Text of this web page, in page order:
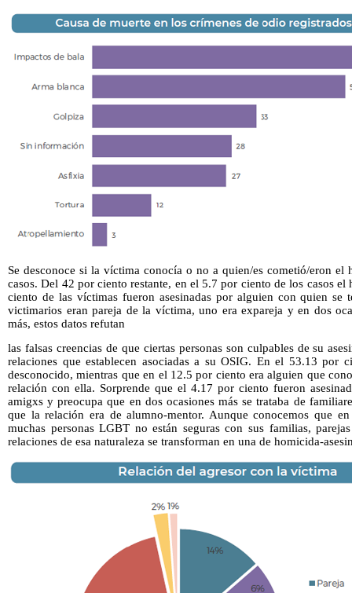
Se desconoce si la víctima conocía o no a quien/es cometió/eron
casos. Del 42 por ciento restante, en el 5.7 por ciento de los casos
ciento de las víctimas fueron asesinadas por alguien con quien se
victimarios eran pareja de la víctima, uno era expareja y en dos
más, estos datos refutan
las falsas creencias de que ciertas personas son culpables de su
relaciones que establecen asociadas a su OSIG. En el 53.13 por
desconocido, mientras que en el 12.5 por ciento era alguien que
relación con ella. Sorprende que el 4.17 por ciento fueron
amigxs y preocupa que en dos ocasiones más se trataba de
que la relación era de alumno-mentor. Aunque conocemos que
muchas personas LGBT no están seguras con sus familias,
relaciones de esa naturaleza se transforman en una de homicida-